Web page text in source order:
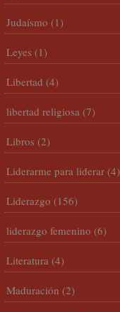
Judaísmo (1)
Leyes (1)
Libertad (4)
libertad religiosa (7)
Libros (2)
Liderarme para liderar (4)
Liderazgo (156)
liderazgo femenino (6)
Literatura (4)
Maduración (2)